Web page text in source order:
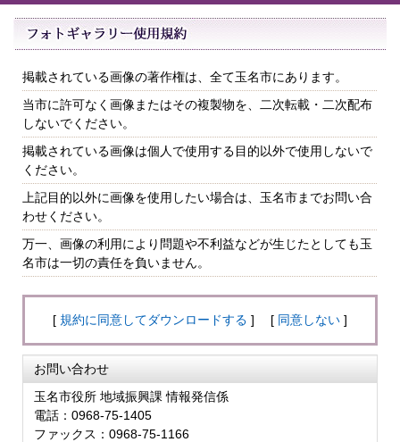
掲載されている画像の著作権は、全て玉名市にあります。
当市に許可なく画像またはその複製物を、二次転載・二次配布
しないでください。
掲載されている画像は個人で使用する目的以外で使用しないで
ください。
上記目的以外に画像を使用したい場合は、玉名市までお問い合
わせください。
万一、画像の利用により問題や不利益などが生じたとしても玉
名市は一切の責任を負いません。
[ 規約に同意してダウンロードする ] [ 同意しない ]
お問い合わせ
玉名市役所 地域振興課 情報発信係
電話：0968-75-1405
ファックス：0968-75-1166